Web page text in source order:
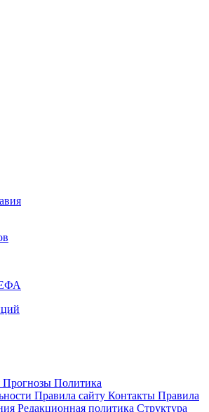
Прогнозы Политика
Правила сайту Контакты Правила
Редакционная политика Структура